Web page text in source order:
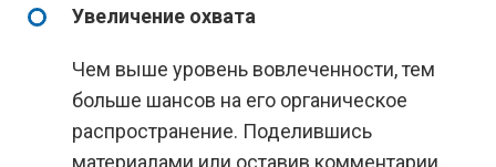
Увеличение охвата
Чем выше уровень вовлеченности, тем
больше шансов на его органическое
распространение. Поделившись
материалами или оставив комментарии,